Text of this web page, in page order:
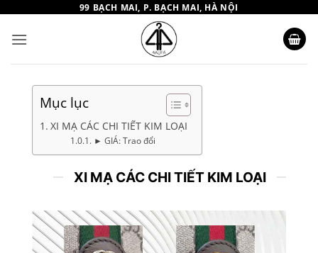
nội
dung
99 BẠCH MAI, P. BẠCH MAI, HÀ NỘI
Mục lục
XI MẠ CÁC CHI TIẾT KIM LOẠI
► GIÁ: Trao đổi
XI MẠ CÁC CHI TIẾT KIM LOẠI